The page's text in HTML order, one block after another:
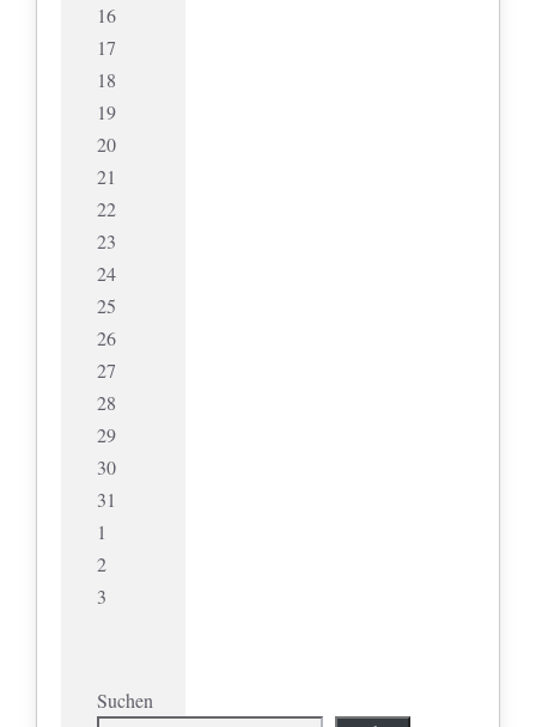
16
17
18
19
20
21
22
23
24
25
26
27
28
29
30
31
1
2
3
Suchen